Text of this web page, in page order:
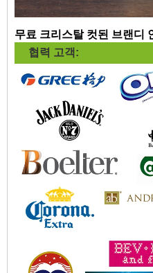
무료 크리스탈 컷된 브랜디
협력 고객: